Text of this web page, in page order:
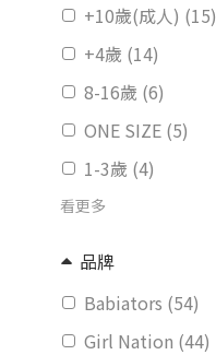
+10歲(成人) (15)
+4歲 (14)
8-16歲 (6)
ONE SIZE (5)
1-3歲 (4)
看更多
品牌
Babiators (54)
Girl Nation (44)